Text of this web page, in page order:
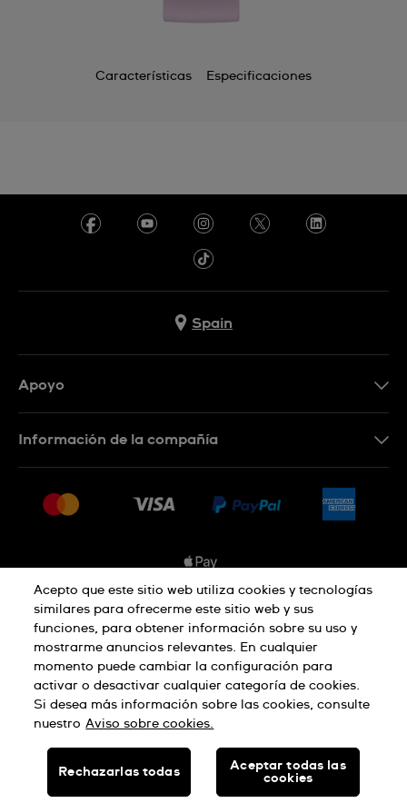
Características Especificaciones
Spain
Apoyo
Devoluciones
Sistema de información
Desistimiento del contrato
Información de la compañía
Empleo
Aviso de privacidad Aviso sobre cookies
Términos de uso
SWISS MADE
© SWATCH AG 2026, TODOS LOS DERECHOS RESERVADOS:
Acepto que este sitio web utiliza cookies y tecnologías
similares para ofrecerme este sitio web y sus
funciones, para obtener información sobre su uso y
mostrarme anuncios relevantes. En cualquier
momento puede cambiar la configuración para
activar o desactivar cualquier categoría de cookies.
Si desea más información sobre las cookies, consulte
nuestro Aviso sobre cookies.
Rechazarlas todas
Aceptar todas las
cookies